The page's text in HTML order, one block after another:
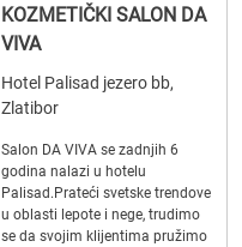
KOZMETIČKI SALON DA
VIVA
Hotel Palisad jezero bb,
Zlatibor
Salon DA VIVA se zadnjih 6
godina nalazi u hotelu
Palisad.Prateći svetske trendove
u oblasti lepote i nege, trudimo
se da svojim klijentima pružimo